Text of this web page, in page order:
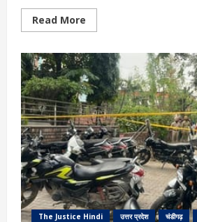
Read More
more
में
आप
सांसदों
के
पाला
बदलने
पर
सियासी
घमासान,
कार्यकर्ताओं
का
फूटा
गुस्सा,
दीवारों
पर
लिखा
गद्दार
The Justice Hindi उत्तर प्रदेश चंडीगढ़